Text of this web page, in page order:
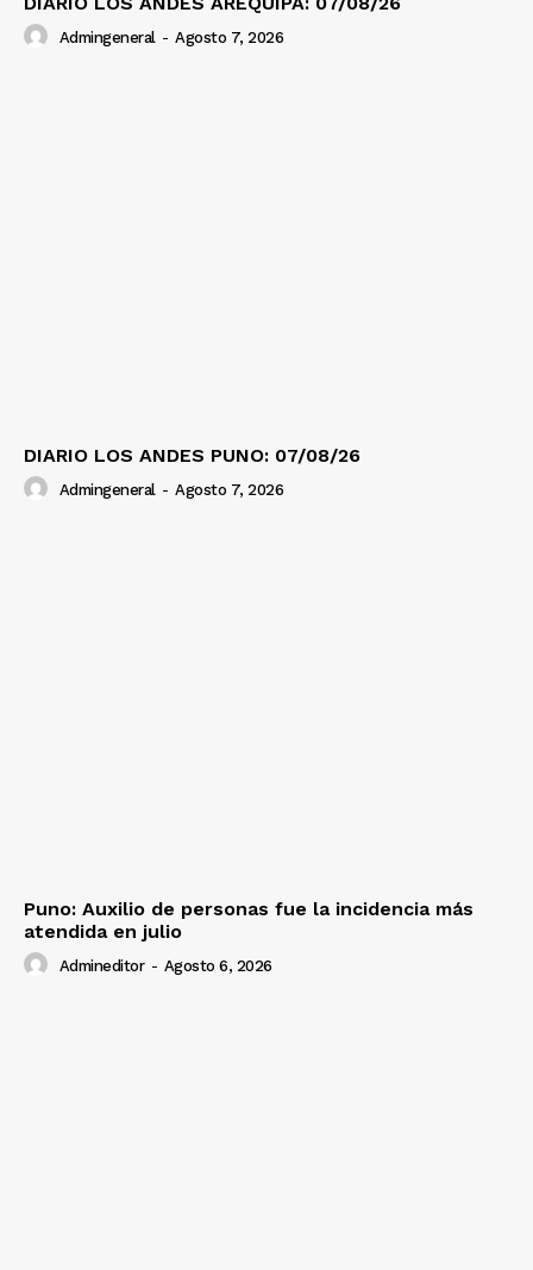
Admingeneral - Agosto 7, 2026
DIARIO LOS ANDES PUNO: 07/08/26
Admingeneral - Agosto 7, 2026
Puno: Auxilio de personas fue la incidencia más
atendida en julio
Admineditor - Agosto 6, 2026